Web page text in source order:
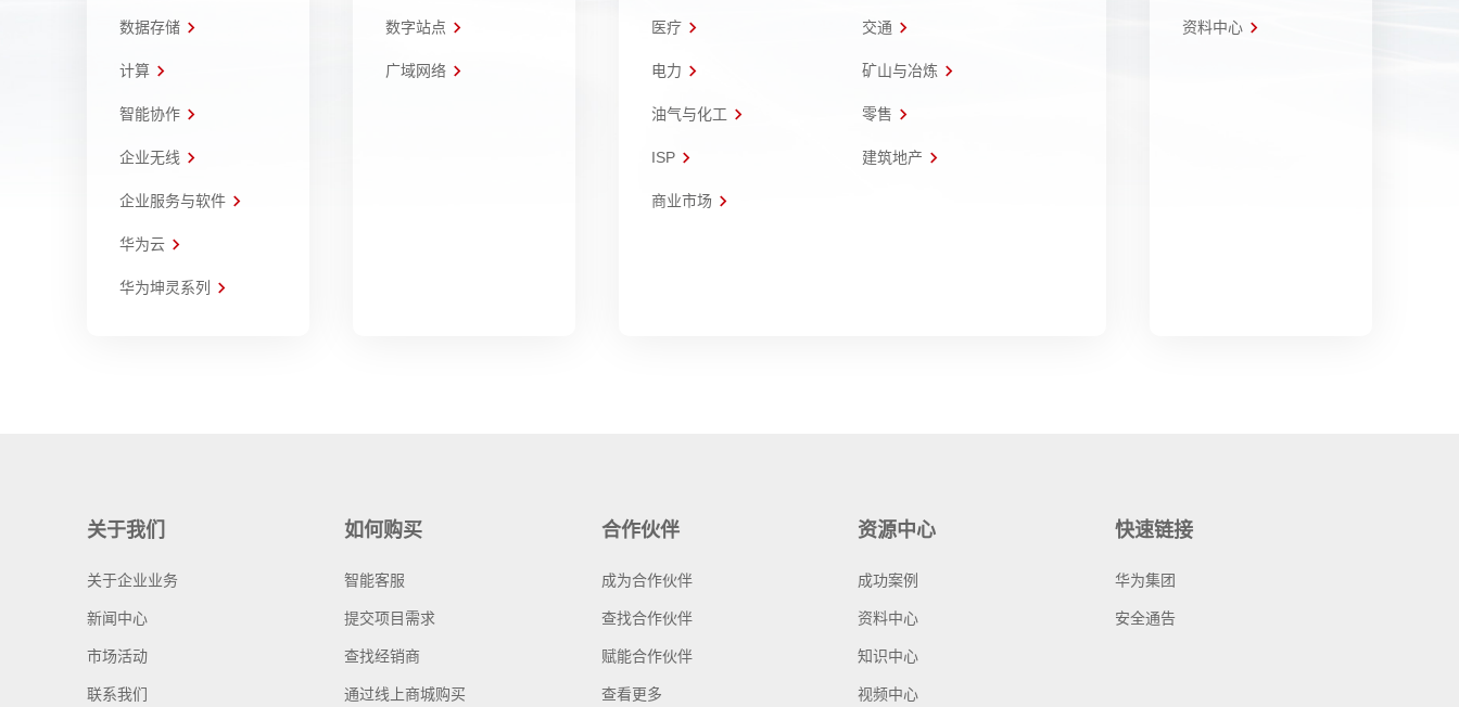
数据存储
计算
智能协作
企业无线
企业服务与软件
华为云
华为坤灵系列
数字站点
广域网络
医疗 交通
电力 矿山与冶炼
油气与化工 零售
ISP 建筑地产
商业市场
资料中心
关于我们
关于企业业务
新闻中心
市场活动
联系我们
如何购买
智能客服
提交项目需求
查找经销商
通过线上商城购买
合作伙伴
成为合作伙伴
查找合作伙伴
赋能合作伙伴
查看更多
资源中心
成功案例
资料中心
知识中心
视频中心
快速链接
华为集团
安全通告